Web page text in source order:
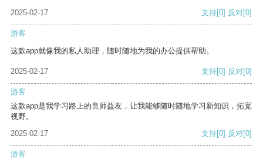
2025-02-17 支持[0] 反对[0]
游客
这款app就像我的私人助理，随时随地为我的办公提供帮助。
2025-02-17 支持[0] 反对[0]
游客
这款app是我学习路上的良师益友，让我能够随时随地学习新知识，拓宽
视野。
2025-02-17
支持[0] 反对[0]
游客